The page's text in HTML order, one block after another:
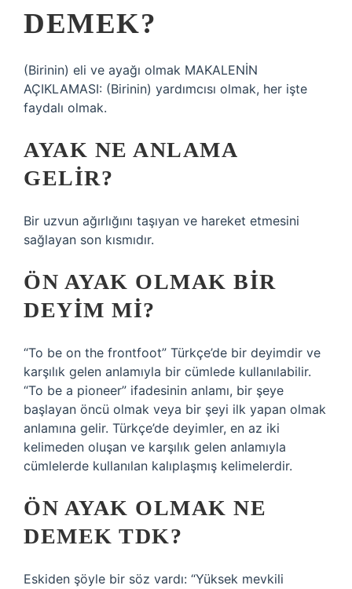
DEMEK?
(Birinin) eli ve ayağı olmak MAKALENİN
AÇIKLAMASI: (Birinin) yardımcısı olmak, her işte
faydalı olmak.
AYAK NE ANLAMA
GELIR?
Bir uzvun ağırlığını taşıyan ve hareket etmesini
sağlayan son kısmıdır.
ÖN AYAK OLMAK BIR
DEYIM MI?
“To be on the frontfoot” Türkçe’de bir deyimdir ve
karşılık gelen anlamıyla bir cümlede kullanılabilir.
“To be a pioneer” ifadesinin anlamı, bir şeye
başlayan öncü olmak veya bir şeyi ilk yapan olmak
anlamına gelir. Türkçe’de deyimler, en az iki
kelimeden oluşan ve karşılık gelen anlamıyla
cümlelerde kullanılan kalıplaşmış kelimelerdir.
ÖN AYAK OLMAK NE
DEMEK TDK?
Eskiden şöyle bir söz vardı: “Yüksek mevkili